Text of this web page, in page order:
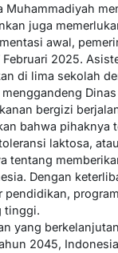
Muhammadiyah
juga
awal,
Februari 2025.
di lima sekolah
bergizi
bahwa
laktosa,
tentang
Dengan
pendidikan,
tinggi.
yang
2045,